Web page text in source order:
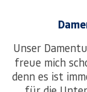
Unser
freue mich
denn es ist